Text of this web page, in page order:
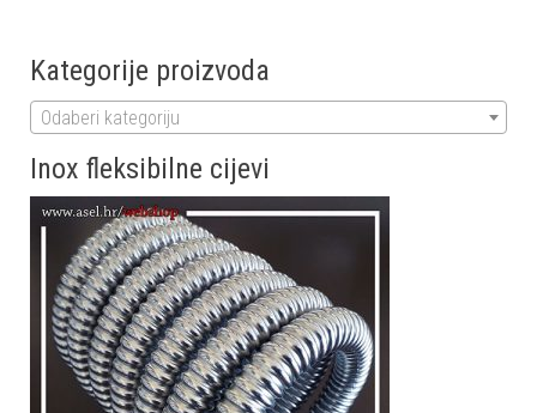
Kategorije proizvoda
Odaberi kategoriju
Inox fleksibilne cijevi